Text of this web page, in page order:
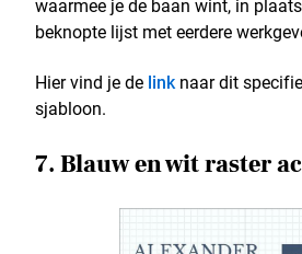
waarmee je de baan wint, in
beknopte lijst met eerdere
Hier vind je de linknaar dit
sjabloon.
7. Blauw en wit raster